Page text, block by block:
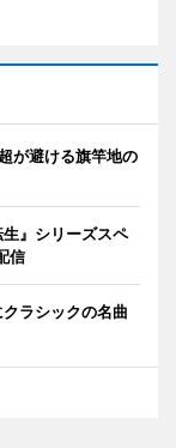
が避ける旗竿地の
』シリーズスペ
信
ラシックの名曲